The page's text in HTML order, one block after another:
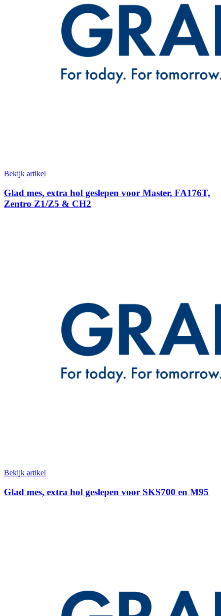
Bekijk artikel
Glad mes, extra hol geslepen voor Master, FA176T,
Zentro Z1/Z5 & CH2
Bekijk artikel
Glad mes, extra hol geslepen voor SKS700 en M95